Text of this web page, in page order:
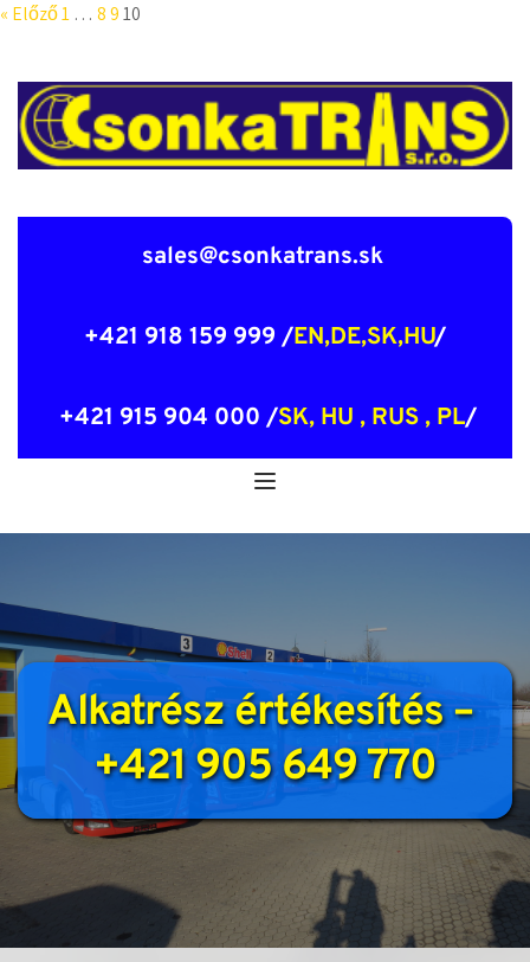
« Előző1 … 8910
sales@csonkatrans.sk
+421 918 159 999 /EN,DE,SK,HU/
+421 915 904 000 /SK, HU , RUS , PL/
Alkatrész értékesítés –
+421 905 649 770